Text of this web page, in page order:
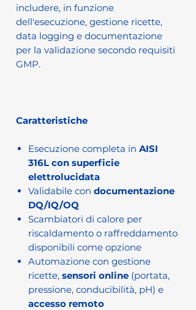
includere, in funzione
dell'esecuzione, gestione ricette,
data logging e documentazione
per la validazione secondo requisiti
GMP.
Caratteristiche
Esecuzione completa in AISI
316L con superficie
elettrolucidata
Validabile con documentazione
DQ/IQ/OQ
Scambiatori di calore per
riscaldamento o raffreddamento
disponibili come opzione
Automazione con gestione
ricette, sensori online (portata,
pressione, conducibilità, pH) e
accesso remoto